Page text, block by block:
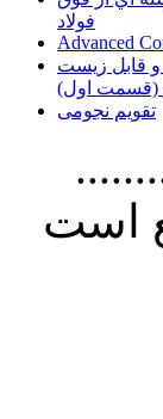
فولاد
Advanced
قابل زيست
(قسمت اول)
تقویم نجومی
از
است